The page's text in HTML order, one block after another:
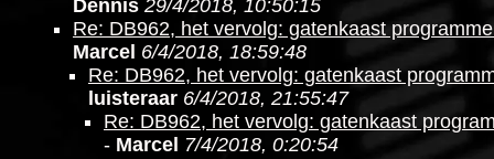
Dennis 29/4/2018, 10:50:15
Re: DB962, het vervolg: gatenkaast
Marcel 6/4/2018, 18:59:48
Re: DB962, het vervolg: gatenkaast
luisteraar 6/4/2018, 21:55:47
Re: DB962, het vervolg: gatenkaast
- Marcel 7/4/2018, 0:20:54